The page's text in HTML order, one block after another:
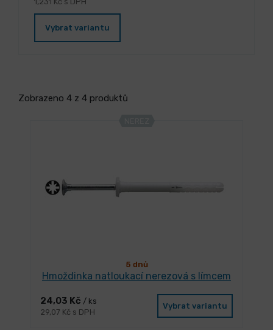
Vybrat variantu
Zobrazeno 4 z 4 produktů
5 dnů
Hmoždinka natloukací nerezová s límcem
24,03 Kč / ks
29,07 Kč s DPH
Vybrat variantu